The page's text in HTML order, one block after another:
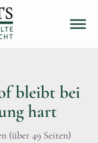
bleibt bei
hart
(über 49 Seiten)